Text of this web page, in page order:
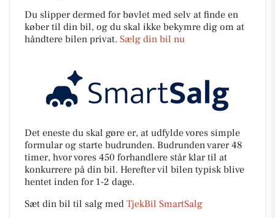
Du slipper dermed for bøvlet med selv at finde en
køber til din bil, og du skal ikke bekymre dig om at
håndtere bilen privat. Sælg din bil nu
Det eneste du skal gøre er, at udfylde vores simple
formular og starte budrunden. Budrunden varer 48
timer, hvor vores 450 forhandlere står klar til at
konkurrere på din bil. Herefter vil bilen typisk blive
hentet inden for 1-2 dage.
Sæt din bil til salg med TjekBil SmartSalg